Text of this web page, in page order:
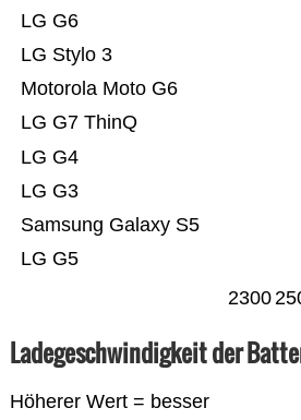
LG G5
Samsung Galaxy S5
LG G3
LG G4
LG G7 ThinQ
Motorola Moto G6
LG Stylo 3
LG G6
2300
Ladegeschwindigkeit der
Höherer Wert = besser